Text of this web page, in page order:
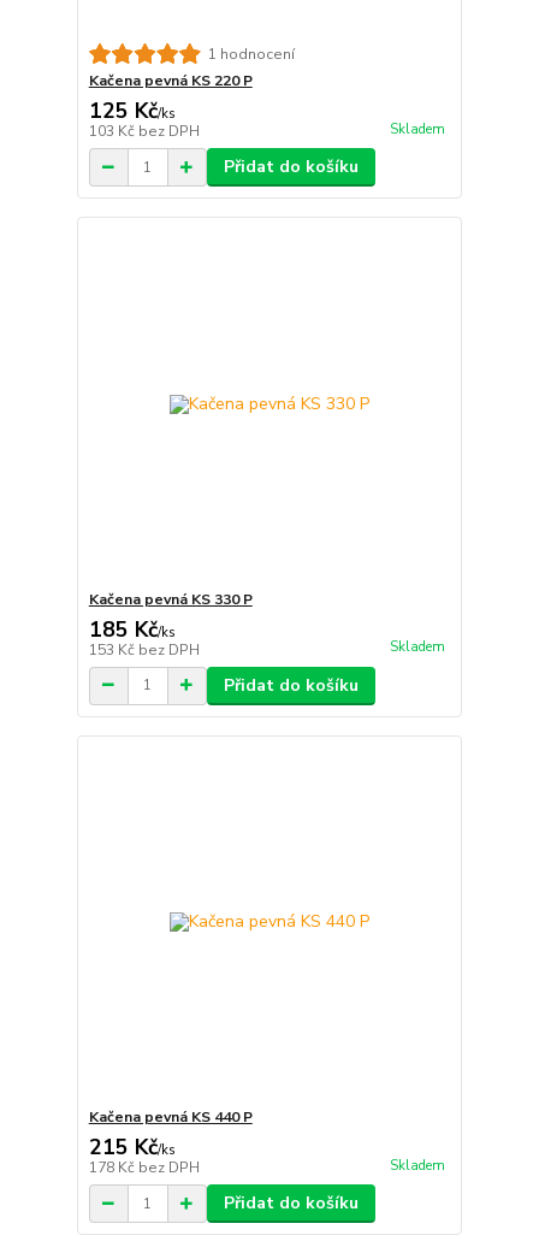
1 hodnocení
Kačena pevná KS 220 P
125 Kč/ks
103 Kč bez DPH Skladem
Přidat do košíku
Kačena pevná KS 330 P
185 Kč/ks
153 Kč bez DPH Skladem
Přidat do košíku
Kačena pevná KS 440 P
215 Kč/ks
178 Kč bez DPH Skladem
Přidat do košíku